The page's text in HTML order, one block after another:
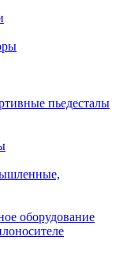
пьедесталы
оборудование